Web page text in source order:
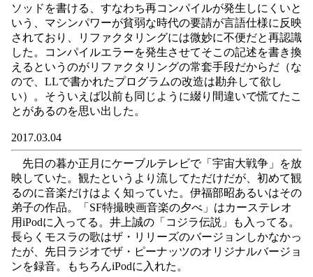
ソッドを書ける、すなわち再コンパイルが発生しにくいと
いう、マシンパワーが貧弱な時代の要請が言語仕様に反映
されており、リファクタリングには微妙に不便だと再認識
した。コンパイルエラーを発生させてそこの記述を書き換
えるというのがリファクタリングの常套手段だからだ（な
ので、LLで書かれたプログラムの改造は勘弁して欲し
い）。そういえば以前も同じように綴り間違いで慌てたこ
とがあるのを思い出した。
2017.03.04
先日の暮か正月にケーブルテレビで「宇宙大戦争」を放
映していた。観たというより流してただけだが、初めて観
るのに音楽だけはよく知っていた。伊福部昭あるいはその
弟子の作品。「SF特撮映画音楽の夕べ」はカーステレオ
用iPodに入ってる。井上誠の「コジラ伝説」も入ってる。
長らくモスラの歌はザ・リリーズのバージョンしかなかっ
たが、先日ラジオでザ・ピーナッツのオリジナルバージョ
ンを録音。もちろんiPodに入れた。